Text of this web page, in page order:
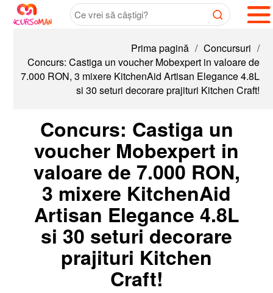
Prima pagină / Concursuri /
Concurs: Castiga un voucher Mobexpert in valoare de
7.000 RON, 3 mixere KitchenAid Artisan Elegance 4.8L
si 30 seturi decorare prajituri Kitchen Craft!
Concurs: Castiga un
voucher Mobexpert in
valoare de 7.000 RON,
3 mixere KitchenAid
Artisan Elegance 4.8L
si 30 seturi decorare
prajituri Kitchen
Craft!